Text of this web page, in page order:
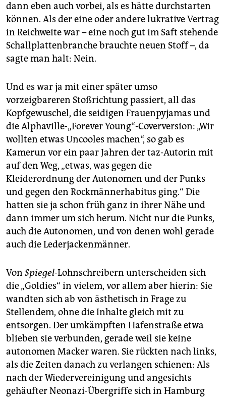
dann eben auch vorbei, als es hätte durchstarten
können. Als der eine oder andere lukrative Vertrag
in Reichweite war – eine noch gut im Saft stehende
Schallplattenbranche brauchte neuen Stoff –, da
sagte man halt: Nein.
Und es war ja mit einer später umso
vorzeigbareren Stoßrichtung passiert, all das
Kopfgewuschel, die seidigen Frauenpyjamas und
die Alphaville-„Forever Young“-Coverversion: „Wir
wollten etwas Uncooles machen“, so gab es
Kamerun vor ein paar Jahren der taz-Autorin mit
auf den Weg, „etwas, was gegen die
Kleiderordnung der Autonomen und der Punks
und gegen den Rockmännerhabitus ging.“ Die
hatten sie ja schon früh ganz in ihrer Nähe und
dann immer um sich herum. Nicht nur die Punks,
auch die Autonomen, und von denen wohl gerade
auch die Lederjackenmänner.
Von Spiegel-Lohnschreibern unterscheiden sich
die „Goldies“ in vielem, vor allem aber hierin: Sie
wandten sich ab von ästhetisch in Frage zu
Stellendem, ohne die Inhalte gleich mit zu
entsorgen. Der umkämpften Hafenstraße etwa
blieben sie verbunden, gerade weil sie keine
autonomen Macker waren. Sie rückten nach links,
als die Zeiten danach zu verlangen schienen: Als
nach der Wiedervereinigung und angesichts
gehäufter Neonazi-Übergriffe sich in Hamburg